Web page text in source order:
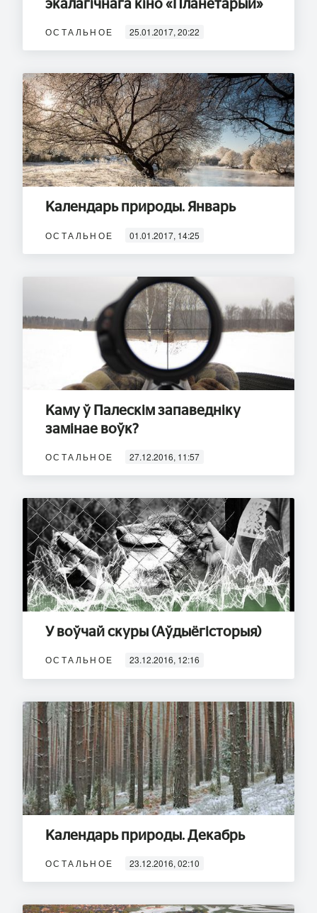
экалагічнага кіно «Планетарый»
ОСТАЛЬНОЕ 25.01.2017, 20:22
Календарь природы. Январь
ОСТАЛЬНОЕ 01.01.2017, 14:25
Каму ў Палескім запаведніку
замінае воўк?
ОСТАЛЬНОЕ 27.12.2016, 11:57
У воўчай скуры (Аўдыёгiсторыя)
ОСТАЛЬНОЕ 23.12.2016, 12:16
Календарь природы. Декабрь
ОСТАЛЬНОЕ 23.12.2016, 02:10